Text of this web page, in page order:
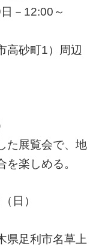
－12:00～
高砂町1）周辺
た展覧会で、地
楽しめる。
日）
県足利市名草上